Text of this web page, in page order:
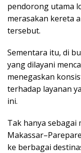
pendorong utama
merasakan kereta
tersebut.
Sementara itu, di
yang dilayani
menegaskan
terhadap layanan
ini.
Tak hanya sebagai
ke berbagai